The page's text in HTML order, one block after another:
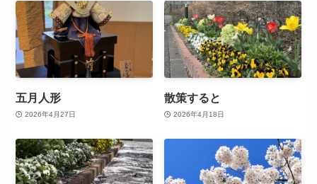
五月人形
2026年4月27日
散策すると
2026年4月18日